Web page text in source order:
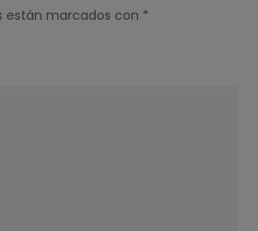
están marcados con *